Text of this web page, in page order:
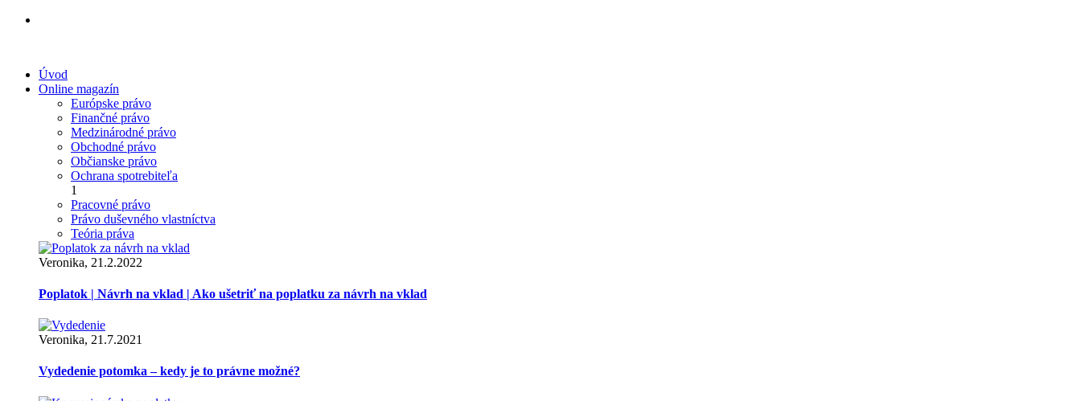
Úvod
Online magazín
Európske právo
Finančné právo
Medzinárodné právo
Obchodné právo
Občianske právo
Ochrana spotrebiteľa
1
Pracovné právo
Právo duševného vlastníctva
Teória práva
Veronika, 21.2.2022
Poplatok | Návrh na vklad | Ako ušetriť na poplatku za návrh na vklad
Veronika, 21.7.2021
Vydedenie potomka – kedy je to právne možné?